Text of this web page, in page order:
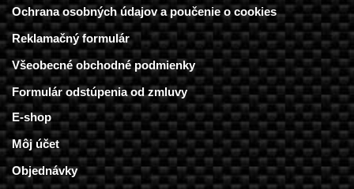
Ochrana osobných údajov a poučenie o cookies
Reklamačný formulár
Všeobecné obchodné podmienky
Formulár odstúpenia od zmluvy
E-shop
Môj účet
Objednávky